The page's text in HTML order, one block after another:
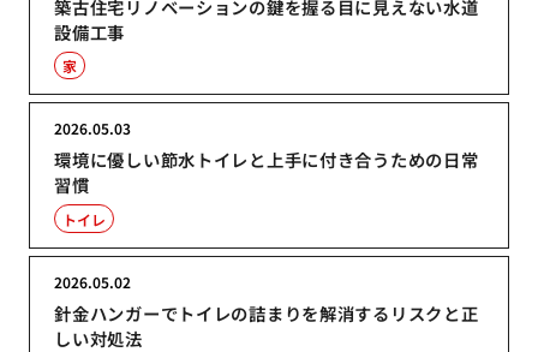
築古住宅リノベーションの鍵を握る目に見えない水道
設備工事
家
環境に優しい節水トイレと上手に付き合うための日常
習慣
2026.05.03
トイレ
針金ハンガーでトイレの詰まりを解消するリスクと正
しい対処法
2026.05.02